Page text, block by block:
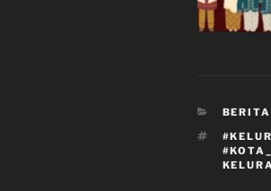
BERITA
TAGS